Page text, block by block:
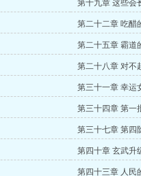
第十九章 这些会
第二十二章 吃醋
第二十五章 霸道
第二十八章 对不
第三十一章 幸运
第三十四章 第一
第三十七章 第四
第四十章 玄武升
第四十三章 人民